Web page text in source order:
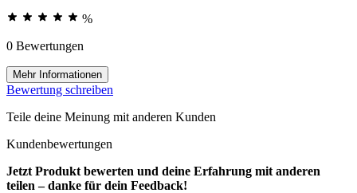
%
0 Bewertungen
Mehr Informationen
Bewertung schreiben
Teile deine Meinung mit anderen Kunden
Kundenbewertungen
Jetzt Produkt bewerten und deine Erfahrung mit anderen
teilen – danke für dein Feedback!